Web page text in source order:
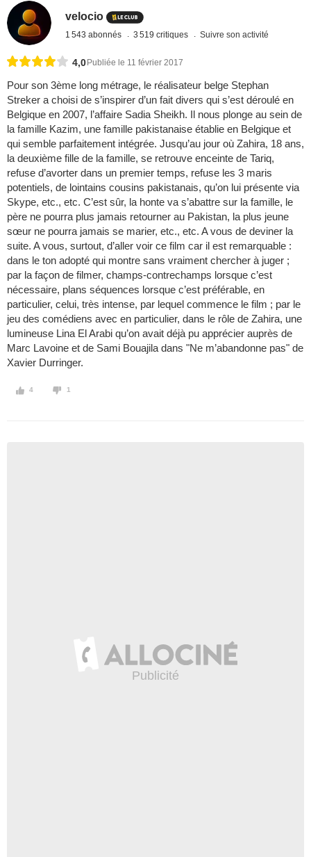
velocio
1 543 abonnés 3 519 critiques Suivre son activité
4,0 Publiée le 11 février 2017
Pour son 3ème long métrage, le réalisateur belge Stephan
Streker a choisi de s’inspirer d’un fait divers qui s’est déroulé en
Belgique en 2007, l’affaire Sadia Sheikh. Il nous plonge au sein de
la famille Kazim, une famille pakistanaise établie en Belgique et
qui semble parfaitement intégrée. Jusqu’au jour où Zahira, 18 ans,
la deuxième fille de la famille, se retrouve enceinte de Tariq,
refuse d’avorter dans un premier temps, refuse les 3 maris
potentiels, de lointains cousins pakistanais, qu’on lui présente via
Skype, etc., etc. C’est sûr, la honte va s’abattre sur la famille, le
père ne pourra plus jamais retourner au Pakistan, la plus jeune
sœur ne pourra jamais se marier, etc., etc. A vous de deviner la
suite. A vous, surtout, d’aller voir ce film car il est remarquable :
dans le ton adopté qui montre sans vraiment chercher à juger ;
par la façon de filmer, champs-contrechamps lorsque c’est
nécessaire, plans séquences lorsque c’est préférable, en
particulier, celui, très intense, par lequel commence le film ; par le
jeu des comédiens avec en particulier, dans le rôle de Zahira, une
lumineuse Lina El Arabi qu’on avait déjà pu apprécier auprès de
Marc Lavoine et de Sami Bouajila dans "Ne m’abandonne pas" de
Xavier Durringer.
4 1